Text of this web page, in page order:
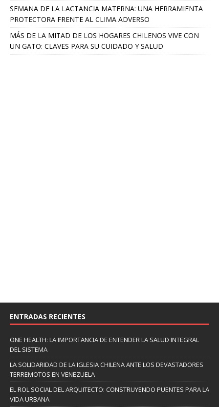
SEMANA DE LA LACTANCIA MATERNA: UNA HERRAMIENTA
PROTECTORA FRENTE AL CLIMA ADVERSO
MÁS DE LA MITAD DE LOS HOGARES CHILENOS VIVE CON
UN GATO: CLAVES PARA SU CUIDADO Y SALUD
ENTRADAS RECIENTES
ONE HEALTH: LA IMPORTANCIA DE ENTENDER LA SALUD INTEGRAL
DEL SISTEMA
LA SOLIDARIDAD DE LA IGLESIA CHILENA ANTE LOS DEVASTADORES
TERREMOTOS EN VENEZUELA
EL ROL SOCIAL DEL ARQUITECTO: CONSTRUYENDO PUENTES PARA LA
VIDA URBANA